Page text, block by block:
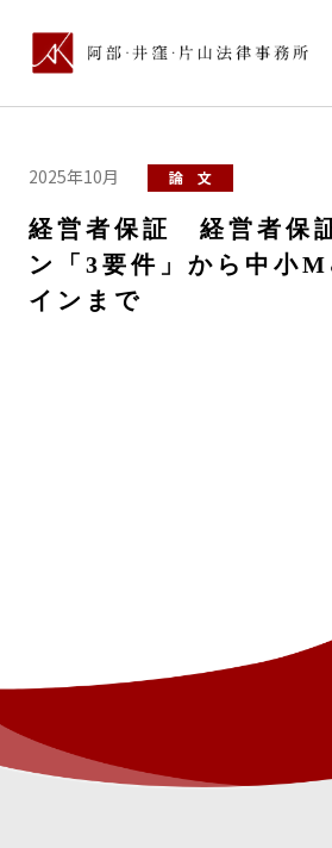
2025年10月 論 文
経営者保証 経営者保
ン「3要件」から中小
インまで